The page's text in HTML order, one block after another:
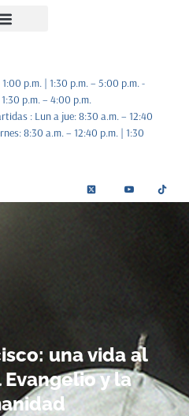
p.m. | 1:30 p.m. – 5:00 p.m. -
p.m. – 4:00 p.m.
: Lun a jue: 8:30 a.m. – 12:40
8:30 a.m. – 12:40 p.m. | 1:30
una vida al
y la